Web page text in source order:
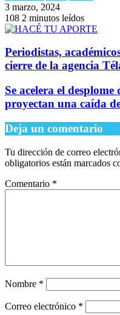
3 marzo, 2024
108 2 minutos leídos
Periodistas,
cierre de la agencia
Se acelera el
proyectan una caída
Deja un comentario
Tu dirección de correo
obligatorios están marcados
Comentario *
Nombre *
Correo electrónico *